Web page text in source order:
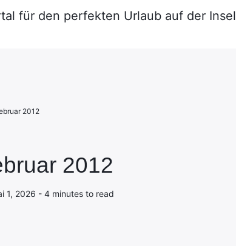
2012
1, 2026 - 4 minutes to read
2012
für den perfekten Urlaub auf der Insel
Impressum · Datenschutzerklärung